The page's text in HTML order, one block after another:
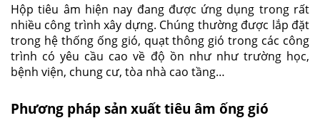
Hộp tiêu âm hiện nay đang được ứng dụng trong rất
nhiều công trình xây dựng. Chúng thường được lắp đặt
trong hệ thống ống gió, quạt thông gió trong các công
trình có yêu cầu cao về độ ồn như như trường học,
bệnh viện, chung cư, tòa nhà cao tầng…
Phương pháp sản xuất tiêu âm ống gió